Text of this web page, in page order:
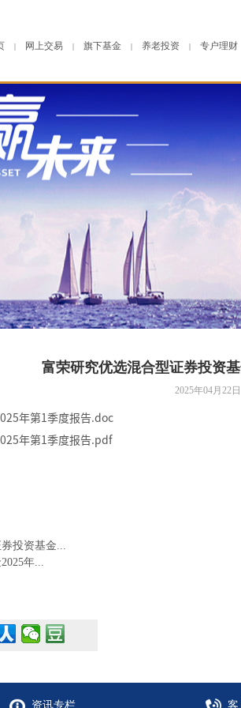
| 网上交易 | 旗下基金 | 养老投资 | 专户理财
富荣研究优选混合型证券投资
2025年04月22日
年第1季度报告.doc
年第1季度报告.pdf
投资基金...
年...